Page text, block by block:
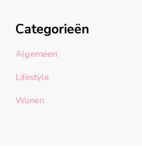
Categorieën
Algemeen
Lifestyle
Wonen